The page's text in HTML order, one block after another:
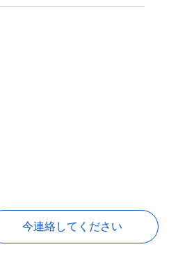
今連絡してください